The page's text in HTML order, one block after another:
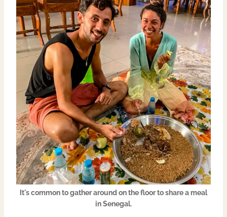
It's common to gather around on the floor to share a meal
in Senegal.